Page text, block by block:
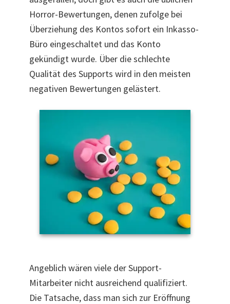
Horror-Bewertungen, denen zufolge bei
Überziehung des Kontos sofort ein Inkasso-
Büro eingeschaltet und das Konto
gekündigt wurde. Über die schlechte
Qualität des Supports wird in den meisten
negativen Bewertungen gelästert.
Angeblich wären viele der Support-
Mitarbeiter nicht ausreichend qualifiziert.
Die Tatsache, dass man sich zur Eröffnung